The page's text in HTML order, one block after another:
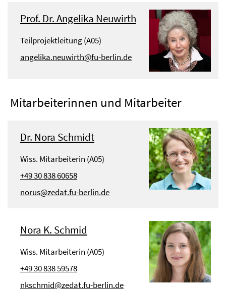
Prof. Dr. Angelika Neuwirth
Teilprojektleitung (A05)
angelika.neuwirth@fu-berlin.de
Mitarbeiterinnen und Mitarbeiter
Dr. Nora Schmidt
Wiss. Mitarbeiterin (A05)
+49 30 838 60658
norus@zedat.fu-berlin.de
Nora K. Schmid
Wiss. Mitarbeiterin (A05)
+49 30 838 59578
nkschmid@zedat.fu-berlin.de